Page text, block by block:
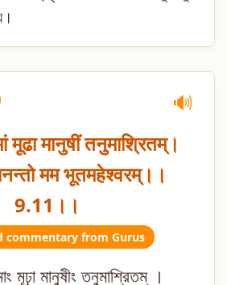
🔊
मूढा मानुषीं तनुमाश्रितम्।
मम भूतमहेश्वरम्।।
9.11।।
commentary from Gurus
মূঢ়া মানুষীং তনুমাশ্রিতম্ ।